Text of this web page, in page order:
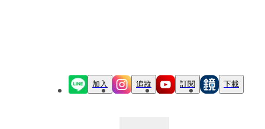
加入 追蹤 訂閱 下載